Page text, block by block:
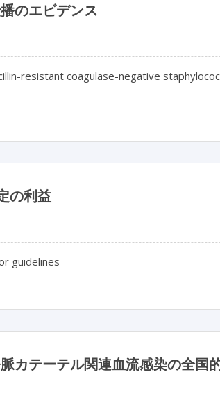
のエビデンス
resistant coagulase-negative
の利益
guidelines
カテーテル関連血流感染の全国